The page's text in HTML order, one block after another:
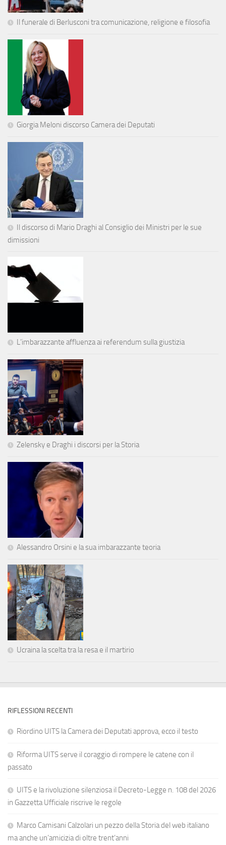
Il funerale di Berlusconi tra comunicazione, religione e filosofia
Giorgia Meloni discorso Camera dei Deputati
Il discorso di Mario Draghi al Consiglio dei Ministri per le sue
dimissioni
L’imbarazzante affluenza ai referendum sulla giustizia
Zelensky e Draghi i discorsi per la Storia
Alessandro Orsini e la sua imbarazzante teoria
Ucraina la scelta tra la resa e il martirio
RIFLESSIONI RECENTI
Riordino UITS la Camera dei Deputati approva, ecco il testo
Riforma UITS serve il coraggio di rompere le catene con il
passato
UITS e la rivoluzione silenziosa il Decreto-Legge n. 108 del 2026
in Gazzetta Ufficiale riscrive le regole
Marco Camisani Calzolari un pezzo della Storia del web italiano
ma anche un’amicizia di oltre trent’anni